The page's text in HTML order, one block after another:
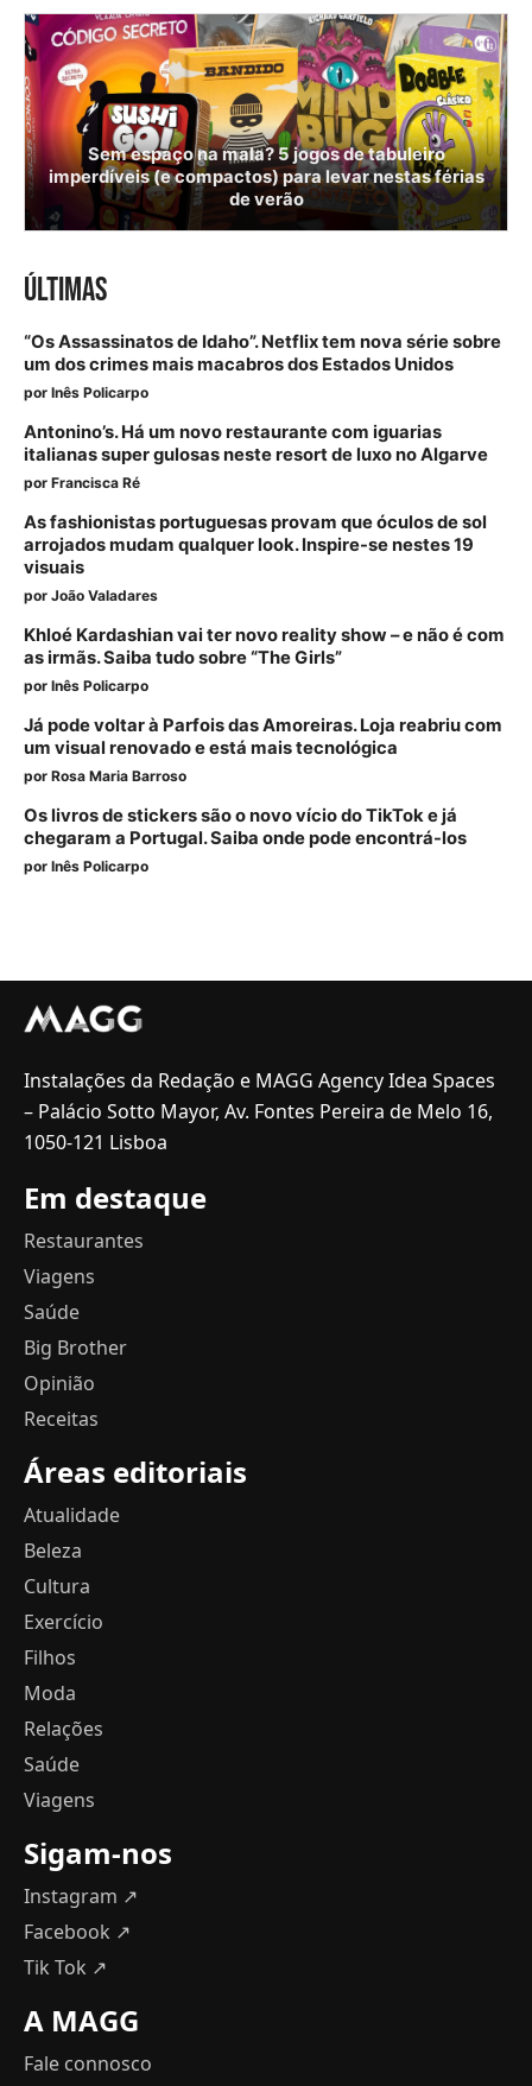
Sem espaço na mala? 5 jogos de tabuleiro
imperdíveis (e compactos) para levar nestas férias
de verão
ÚLTIMAS
“Os Assassinatos de Idaho”. Netflix tem nova série sobre
um dos crimes mais macabros dos Estados Unidos
por Inês Policarpo
Antonino’s. Há um novo restaurante com iguarias
italianas super gulosas neste resort de luxo no Algarve
por Francisca Ré
As fashionistas portuguesas provam que óculos de sol
arrojados mudam qualquer look. Inspire-se nestes 19
visuais
por João Valadares
Khloé Kardashian vai ter novo reality show – e não é com
as irmãs. Saiba tudo sobre “The Girls”
por Inês Policarpo
Já pode voltar à Parfois das Amoreiras. Loja reabriu com
um visual renovado e está mais tecnológica
por Rosa Maria Barroso
Os livros de stickers são o novo vício do TikTok e já
chegaram a Portugal. Saiba onde pode encontrá-los
por Inês Policarpo
Instalações da Redação e MAGG Agency Idea Spaces
– Palácio Sotto Mayor, Av. Fontes Pereira de Melo 16,
1050-121 Lisboa
Em destaque
Restaurantes
Viagens
Saúde
Big Brother
Opinião
Receitas
Áreas editoriais
Atualidade
Beleza
Cultura
Exercício
Filhos
Moda
Relações
Saúde
Viagens
Sigam-nos
Instagram ↗
Facebook ↗
Tik Tok ↗
A MAGG
Fale connosco